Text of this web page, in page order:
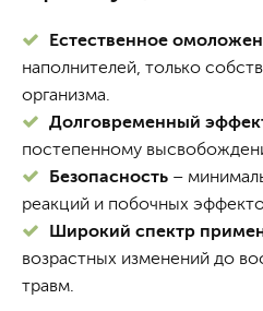
Естественное
наполнителей, только
организма.
Долговременный
постепенному
Безопасность –
реакций и побочных
Широкий спектр
возрастных изменений до
травм.